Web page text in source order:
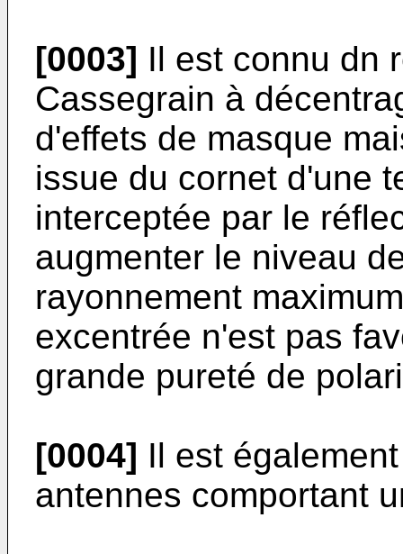
[0003] Il est connu dn
Cassegrain à
d'effets de masque
issue du cornet d'une
interceptée par le
augmenter le niveau
rayonnement
excentrée n'est pas
grande pureté de
[0004] Il est
antennes comportant